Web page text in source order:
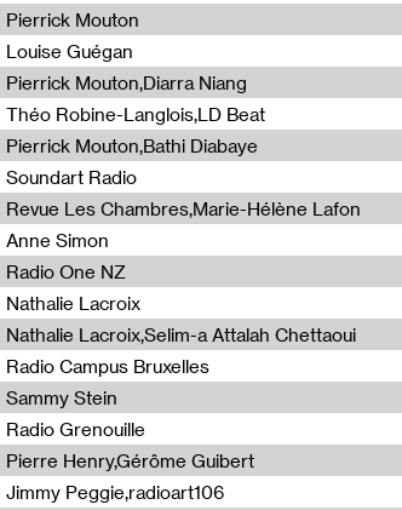
Pierrick Mouton
Louise Guégan
Pierrick Mouton,Diarra Niang
Théo Robine-Langlois,LD Beat
Pierrick Mouton,Bathi Diabaye
Soundart Radio
Revue Les Chambres,Marie-Hélène Lafon
Anne Simon
Radio One NZ
Nathalie Lacroix
Nathalie Lacroix,Selim-a Attalah Chettaoui
Radio Campus Bruxelles
Sammy Stein
Radio Grenouille
Pierre Henry,Gérôme Guibert
Jimmy Peggie,radioart106